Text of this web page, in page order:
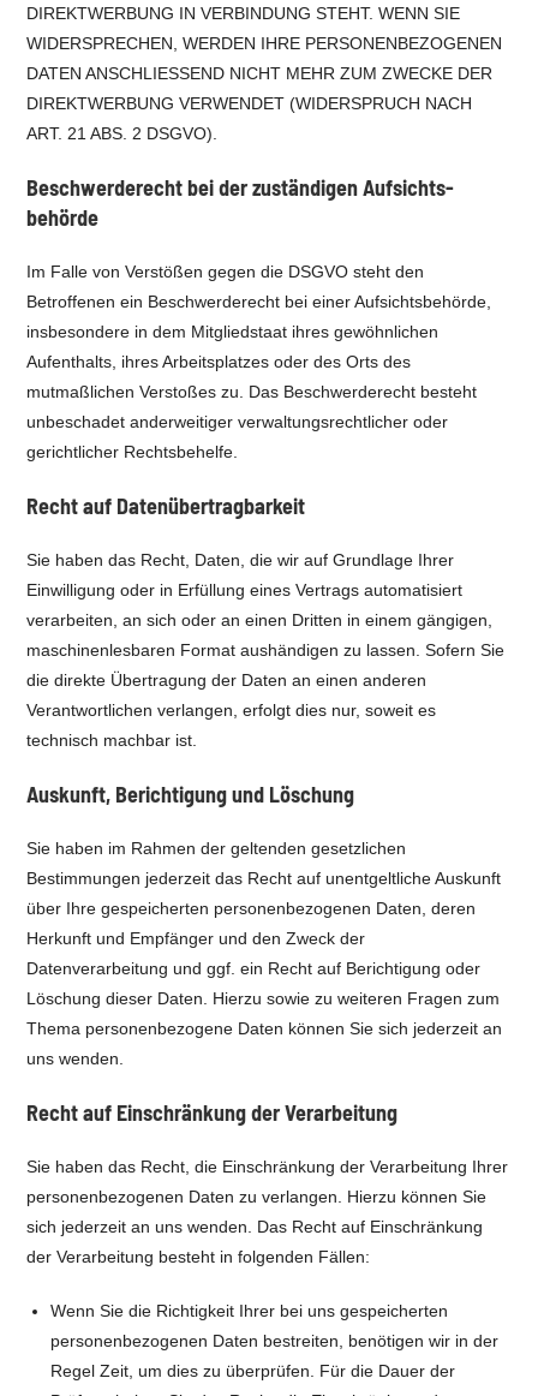
DIREKTWERBUNG IN VERBINDUNG STEHT. WENN SIE
WIDERSPRECHEN, WERDEN IHRE PERSONENBEZOGENEN
DATEN ANSCHLIESSEND NICHT MEHR ZUM ZWECKE DER
DIREKTWERBUNG VERWENDET (WIDERSPRUCH NACH
ART. 21 ABS. 2 DSGVO).
Beschwerde­recht bei der zuständigen Aufsichts­
behörde
Im Falle von Verstößen gegen die DSGVO steht den
Betroffenen ein Beschwerderecht bei einer Aufsichtsbehörde,
insbesondere in dem Mitgliedstaat ihres gewöhnlichen
Aufenthalts, ihres Arbeitsplatzes oder des Orts des
mutmaßlichen Verstoßes zu. Das Beschwerderecht besteht
unbeschadet anderweitiger verwaltungsrechtlicher oder
gerichtlicher Rechtsbehelfe.
Recht auf Daten­übertrag­barkeit
Sie haben das Recht, Daten, die wir auf Grundlage Ihrer
Einwilligung oder in Erfüllung eines Vertrags automatisiert
verarbeiten, an sich oder an einen Dritten in einem gängigen,
maschinenlesbaren Format aushändigen zu lassen. Sofern Sie
die direkte Übertragung der Daten an einen anderen
Verantwortlichen verlangen, erfolgt dies nur, soweit es
technisch machbar ist.
Auskunft, Berichtigung und Löschung
Sie haben im Rahmen der geltenden gesetzlichen
Bestimmungen jederzeit das Recht auf unentgeltliche Auskunft
über Ihre gespeicherten personenbezogenen Daten, deren
Herkunft und Empfänger und den Zweck der
Datenverarbeitung und ggf. ein Recht auf Berichtigung oder
Löschung dieser Daten. Hierzu sowie zu weiteren Fragen zum
Thema personenbezogene Daten können Sie sich jederzeit an
uns wenden.
Recht auf Einschränkung der Verarbeitung
Sie haben das Recht, die Einschränkung der Verarbeitung Ihrer
personenbezogenen Daten zu verlangen. Hierzu können Sie
sich jederzeit an uns wenden. Das Recht auf Einschränkung
der Verarbeitung besteht in folgenden Fällen:
Wenn Sie die Richtigkeit Ihrer bei uns gespeicherten
personenbezogenen Daten bestreiten, benötigen wir in der
Regel Zeit, um dies zu überprüfen. Für die Dauer der